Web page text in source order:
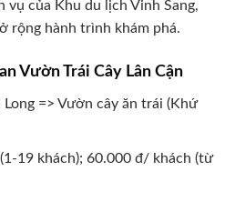
vụ của Khu du lịch Vinh Sang,
rộng hành trình khám phá.
Vườn Trái Cây Lân Cận
=> Vườn cây ăn trái (Khứ
19 khách); 60.000 đ/ khách (từ